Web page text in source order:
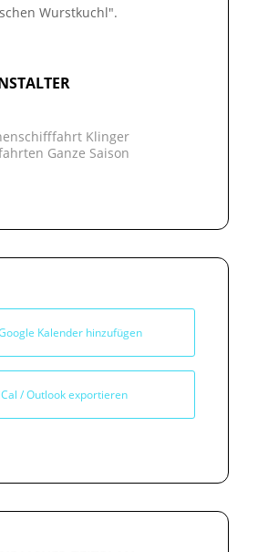
Wurstkuchl".
Klinger
Ganze Saison
Kalender hinzufügen
/ Outlook exportieren